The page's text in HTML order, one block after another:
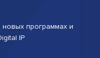
новых программах и
IP